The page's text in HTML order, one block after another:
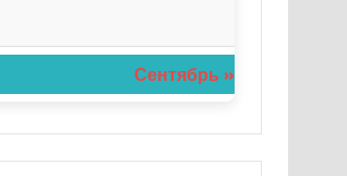
Сентябрь »